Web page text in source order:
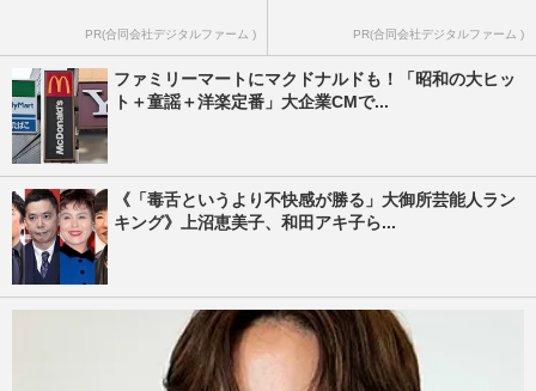
PR(合同会社デジタルファーム ) PR(合同会社デジタルファーム )
ファミリーマートにマクドナルドも！「昭和の大ヒッ
ト＋童謡＋洋楽定番」大企業CMで...
《「毒舌というより不快感が勝る」大御所芸能人ラン
キング》上沼恵美子、和田アキ子ら...